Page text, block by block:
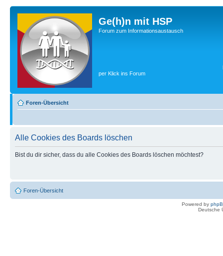
Ge(h)n mit HSP
Forum zum Informationsaustausch
per Klick ins Forum
Foren-Übersicht
Alle Cookies des Boards löschen
Bist du dir sicher, dass du alle Cookies des Boards löschen möchtest?
Foren-Übersicht
Powered by
Deutsche